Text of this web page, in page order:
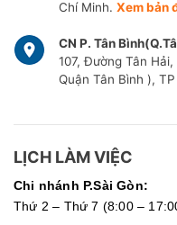
Chí Minh. Xem bản
CN P. Tân
107, Đường Tân
Quận Tân Bình ),
LỊCH LÀM VIỆC
Chi nhánh P.Sài Gòn:
Thứ 2 – Thứ 7 (8:00 –